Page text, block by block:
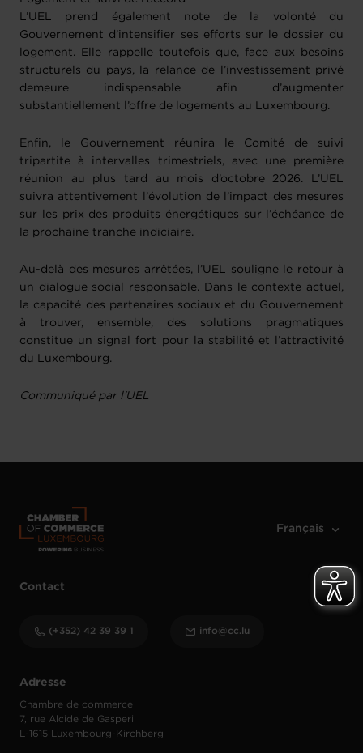
L’UEL prend également note de la volonté du
Gouvernement d’intensifier ses efforts sur le dossier du
logement. Elle rappelle toutefois que, face aux besoins
structurels du pays, la relance de l’investissement privé
demeure indispensable afin d’augmenter
substantiellement l’offre de logements au Luxembourg.
Enfin, le Gouvernement réunira le Comité de suivi
tripartite à intervalles trimestriels, avec une première
réunion au plus tard au mois d’octobre 2026. L’UEL
suivra attentivement l’évolution de l’impact des mesures
sur les prix des produits énergétiques sur l’échéance de
la prochaine tranche indiciaire.
Au-delà des mesures arrêtées, l’UEL souligne le retour à
un dialogue social responsable. Dans le contexte actuel,
la capacité des partenaires sociaux et du Gouvernement
à trouver, ensemble, des solutions pragmatiques
constitue un signal fort pour la stabilité et l’attractivité
du Luxembourg.
Communiqué par l'UEL
Adresse
Chambre de commerce
7, rue Alcide de Gasperi
L-1615 Luxembourg-Kirchberg
Contact
(+352) 42 39 39 1 info@cc.lu